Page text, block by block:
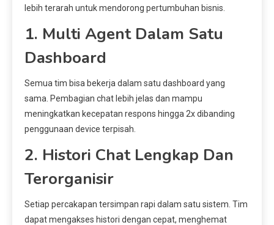
lebih terarah untuk mendorong pertumbuhan bisnis.
1. Multi Agent Dalam Satu
Dashboard
Semua tim bisa bekerja dalam satu dashboard yang
sama. Pembagian chat lebih jelas dan mampu
meningkatkan kecepatan respons hingga 2x dibanding
penggunaan device terpisah.
2. Histori Chat Lengkap Dan
Terorganisir
Setiap percakapan tersimpan rapi dalam satu sistem. Tim
dapat mengakses histori dengan cepat, menghemat